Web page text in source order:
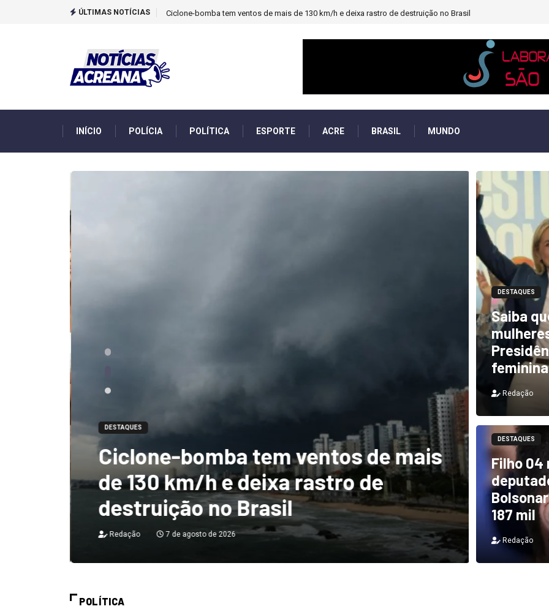
ÚLTIMAS NOTÍCIAS TCU identificou desvios de dinheiro e PF investigará emendas Pix
INÍCIO POLÍCIA POLÍTICA ESPORTE ACRE BRASIL MUNDO
DESTAQUES
Ciclone-bomba tem ventos de mais
de 130 km/h e deixa rastro de
destruição no Brasil
Redação 7 de agosto de 2026
TCU
e PF
DESTAQUES
Saiba
Redação
DESTAQUES
Filho 04
187 mil
Redação
POLÍTICA